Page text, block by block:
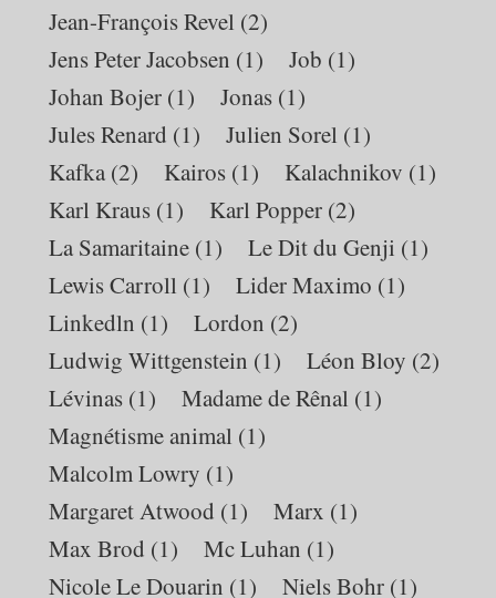
Jean-François Revel (2)
Jens Peter Jacobsen (1) Job (1)
Johan Bojer (1) Jonas (1)
Jules Renard (1) Julien Sorel (1)
Kafka (2) Kairos (1) Kalachnikov (1)
Karl Kraus (1) Karl Popper (2)
La Samaritaine (1) Le Dit du Genji (1)
Lewis Carroll (1) Lider Maximo (1)
Linkedln (1) Lordon (2)
Ludwig Wittgenstein (1) Léon Bloy (2)
Lévinas (1) Madame de Rênal (1)
Magnétisme animal (1)
Malcolm Lowry (1)
Margaret Atwood (1) Marx (1)
Max Brod (1) Mc Luhan (1)
Nicole Le Douarin (1) Niels Bohr (1)